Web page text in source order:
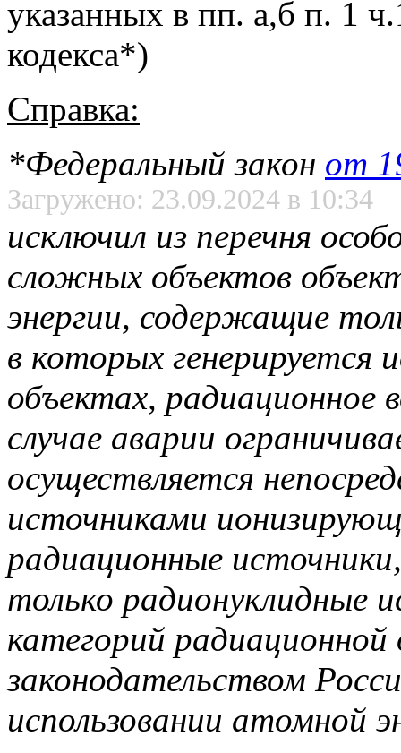
указанных в пп. а,б п. 1
кодекса*)
Справка:
*Федеральный закон от
Загружено: 23.09.2024 в 10:34
исключил из перечня
сложных объектов
энергии, содержащие
в которых генерируется
объектах, радиационное
случае аварии
осуществляется
источниками
радиационные
только радионуклидные
категорий
законодательством
использовании атомной